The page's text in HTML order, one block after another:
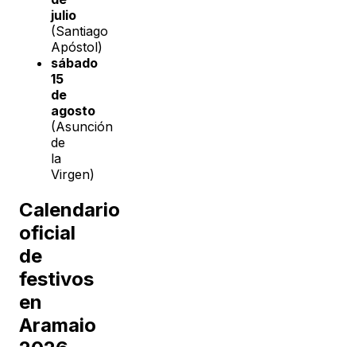
julio
(Santiago
Apóstol)
sábado
15
de
agosto
(Asunción
de
la
Virgen)
Calendario
oficial
de
festivos
en
Aramaio